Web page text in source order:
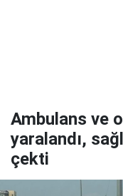
Ambulans ve
yaralandı,
çekti